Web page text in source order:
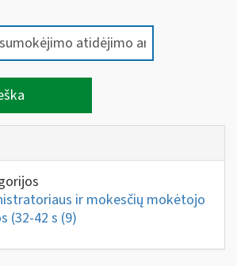
ir mokesčių mokėtojo
(32-42 s (9)